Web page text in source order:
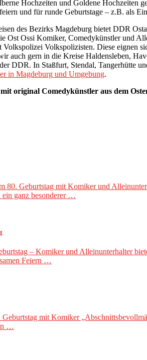
Hochzeiten und Goldene Hochzeiten
und für runde Geburtstage – z.B. als
des Bezirks Magdeburg bietet DDR
Ost Ossi Komiker, Comedykünstler und
Volkspolizisten. Diese eignen
auch gern in die Kreise Haldensleben,
DDR. In Staßfurt, Stendal, Tangerhütte
in Magdeburg und Umgebung.
original Comedykünstler aus dem
80. Geburtstag mit Komiker und
ein ganz besonderer …
– Komiker und Alleinunterhalter
Feiern …
mit Komiker
…